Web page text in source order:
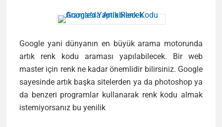
Google yani dünyanın en büyük arama motorunda
artık renk kodu araması yapılabilecek. Bir web
master için renk ne kadar önemlidir bilirsiniz. Google
sayesinde artık başka sitelerden ya da photoshop ya
da benzeri programlar kullanarak renk kodu almak
istemiyorsanız bu yenilik